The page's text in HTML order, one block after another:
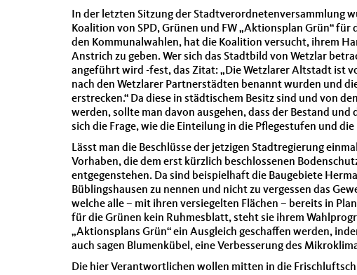
In der letzten Sitzung der Stadtverordnetenversammlung
Koalition von SPD, Grünen und FW „Aktionsplan Grün“
den Kommunalwahlen, hat die Koalition versucht, ihrem
Anstrich zu geben. Wer sich das Stadtbild von Wetzlar
angeführt wird -fest, das Zitat: „Die Wetzlarer Altstadt ist
nach den Wetzlarer Partnerstädten benannt wurden und
erstrecken.“ Da diese in städtischem Besitz sind und von
werden, sollte man davon ausgehen, dass der Bestand
sich die Frage, wie die Einteilung in die Pflegestufen und
Lässt man die Beschlüsse der jetzigen Stadtregierung
Vorhaben, die dem erst kürzlich beschlossenen
entgegenstehen. Da sind beispielhaft die Baugebiete
Büblingshausen zu nennen und nicht zu vergessen das
welche alle – mit ihren versiegelten Flächen – bereits in
für die Grünen kein Ruhmesblatt, steht sie ihrem
„Aktionsplans Grün“ ein Ausgleich geschaffen werden,
auch sagen Blumenkübel, eine Verbesserung des
Die hier Verantwortlichen wollen mitten in die